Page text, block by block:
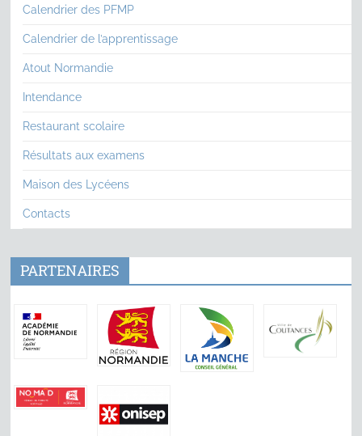
Calendrier des PFMP
Calendrier de l’apprentissage
Atout Normandie
Intendance
Restaurant scolaire
Résultats aux examens
Maison des Lycéens
Contacts
PARTENAIRES